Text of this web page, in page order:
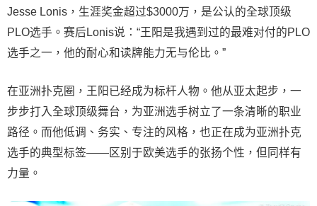
Jesse Lonis，生涯奖金超过$3000万，是公认的全球顶级
PLO选手。赛后Lonis说：“王阳是我遇到过的最难对付的PLO
选手之一，他的耐心和读牌能力无与伦比。”
在亚洲扑克圈，王阳已经成为标杆人物。他从亚太起步，一
步步打入全球顶级舞台，为亚洲选手树立了一条清晰的职业
路径。而他低调、务实、专注的风格，也正在成为亚洲扑克
选手的典型标签——区别于欧美选手的张扬个性，但同样有
力量。